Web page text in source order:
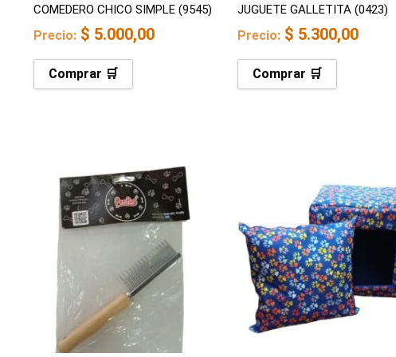
COMEDERO CHICO SIMPLE (9545)
Precio: $ 5.000,00
Comprar 🛒
JUGUETE GALLETITA (0423)
Precio: $ 5.300,00
Comprar 🛒